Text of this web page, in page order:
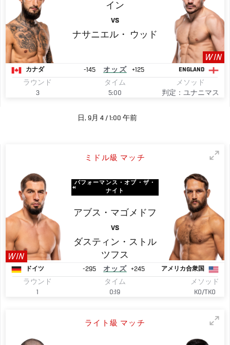
イン
VS
ナサニエル・ ウッド
WIN
カナダ -145 オッズ +125 ENGLAND
ラウンド
3
タイム
5:00
メソッド
判定：ユナニマス
日, 9月 4 / 1:00 午前
ミドル級 マッチ
WIN
パフォーマンス・オブ・ザ・
ナイト
アブス・マゴメドフ
VS
ダスティン・ストル
ツフス
ドイツ -295 オッズ +245 アメリカ合衆国
ラウンド
1
タイム
0:19
メソッド
KO/TKO
ライト級 マッチ